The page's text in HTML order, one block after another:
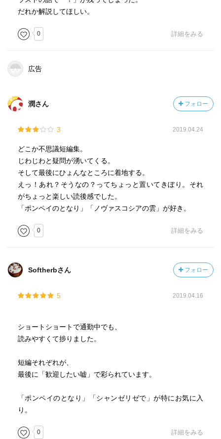
だれか解説してほしい。
0 詳細をみる
広告
潤さん フォロー
3 2019.04.24
どこか不思議短編集。
じわじわと疑問が湧いてくる。
そして最後にひょんなところに着地する。
えっ！あれ？そうなの？ってちょっと置いてきぼり。それ
がちょっと楽しい読後感でした。
「ポンペイのとなり」「ノヴァスコシアの雲」が好き。
0 詳細をみる
Softherbさん フォロー
5 2019.04.16
ショートショートで通勤中でも、
読みやすくて捗りました。
短編それぞれが、
最後に「歓迎したい嘘」で彩られています。
「ポンペイのとなり」「シャンゼリゼで」が特にお気に入
り。
0 詳細をみる